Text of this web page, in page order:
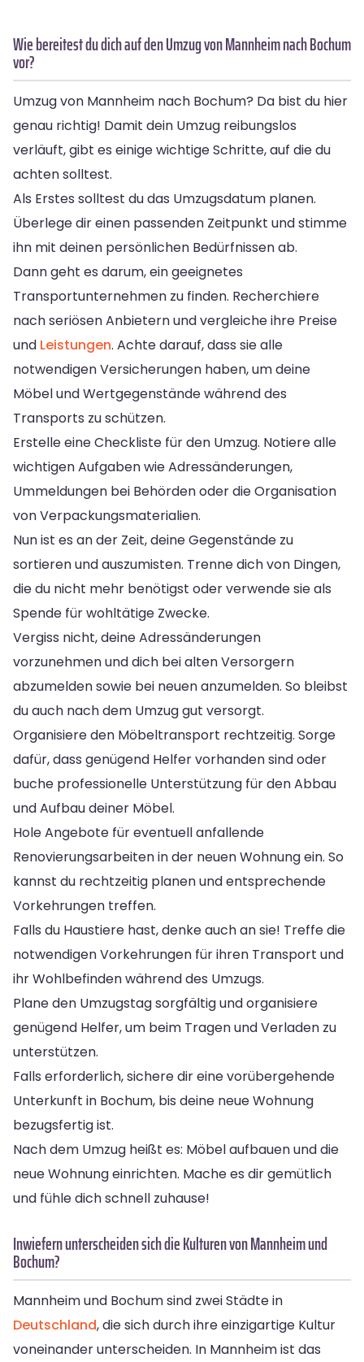
Wie bereitest du dich auf den Umzug von Mannheim nach Bochum
vor?
Umzug von Mannheim nach Bochum? Da bist du hier
genau richtig! Damit dein Umzug reibungslos
verläuft, gibt es einige wichtige Schritte, auf die du
achten solltest.
Als Erstes solltest du das Umzugsdatum planen.
Überlege dir einen passenden Zeitpunkt und stimme
ihn mit deinen persönlichen Bedürfnissen ab.
Dann geht es darum, ein geeignetes
Transportunternehmen zu finden. Recherchiere
nach seriösen Anbietern und vergleiche ihre Preise
und Leistungen. Achte darauf, dass sie alle
notwendigen Versicherungen haben, um deine
Möbel und Wertgegenstände während des
Transports zu schützen.
Erstelle eine Checkliste für den Umzug. Notiere alle
wichtigen Aufgaben wie Adressänderungen,
Ummeldungen bei Behörden oder die Organisation
von Verpackungsmaterialien.
Nun ist es an der Zeit, deine Gegenstände zu
sortieren und auszumisten. Trenne dich von Dingen,
die du nicht mehr benötigst oder verwende sie als
Spende für wohltätige Zwecke.
Vergiss nicht, deine Adressänderungen
vorzunehmen und dich bei alten Versorgern
abzumelden sowie bei neuen anzumelden. So bleibst
du auch nach dem Umzug gut versorgt.
Organisiere den Möbeltransport rechtzeitig. Sorge
dafür, dass genügend Helfer vorhanden sind oder
buche professionelle Unterstützung für den Abbau
und Aufbau deiner Möbel.
Hole Angebote für eventuell anfallende
Renovierungsarbeiten in der neuen Wohnung ein. So
kannst du rechtzeitig planen und entsprechende
Vorkehrungen treffen.
Falls du Haustiere hast, denke auch an sie! Treffe die
notwendigen Vorkehrungen für ihren Transport und
ihr Wohlbefinden während des Umzugs.
Plane den Umzugstag sorgfältig und organisiere
genügend Helfer, um beim Tragen und Verladen zu
unterstützen.
Falls erforderlich, sichere dir eine vorübergehende
Unterkunft in Bochum, bis deine neue Wohnung
bezugsfertig ist.
Nach dem Umzug heißt es: Möbel aufbauen und die
neue Wohnung einrichten. Mache es dir gemütlich
und fühle dich schnell zuhause!
Inwiefern unterscheiden sich die Kulturen von Mannheim und
Bochum?
Mannheim und Bochum sind zwei Städte in
Deutschland, die sich durch ihre einzigartige Kultur
voneinander unterscheiden. In Mannheim ist das